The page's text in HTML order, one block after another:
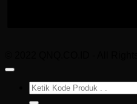
Pencarian
untuk: